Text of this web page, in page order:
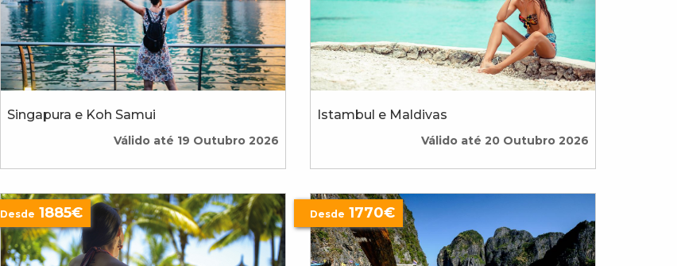
Singapura e Koh Samui
Válido até 19 Outubro 2026
Istambul e Maldivas
Válido até 20 Outubro 2026
Desde 1885€ Desde 1770€